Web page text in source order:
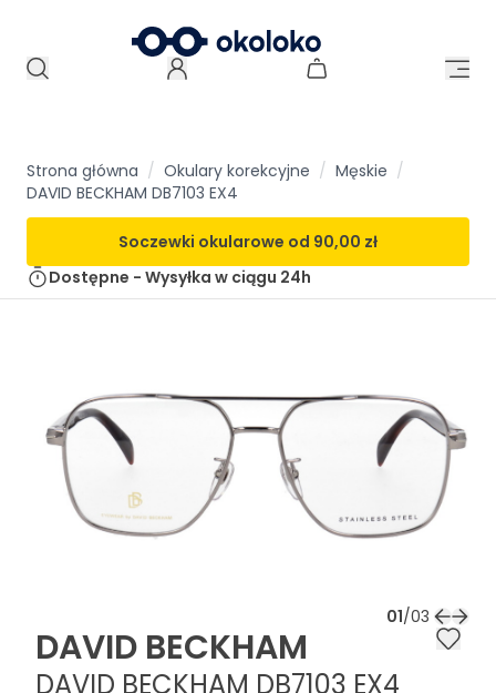
Strona główna / Okulary korekcyjne / Męskie /
DAVID BECKHAM DB7103 EX4
Soczewki okularowe od 90,00 zł
Dostępne - Wysyłka w ciągu 24h
01/03
DAVID BECKHAM
DAVID BECKHAM DB7103 EX4